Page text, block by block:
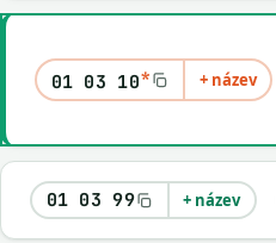
01 03 10* + název
01 03 99 + název